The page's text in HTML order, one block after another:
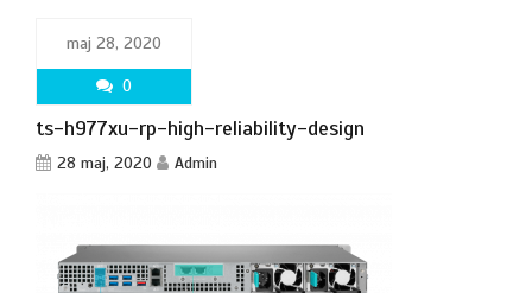
maj 28, 2020
0
ts-h977xu-rp-high-reliability-design
28 maj, 2020 Admin